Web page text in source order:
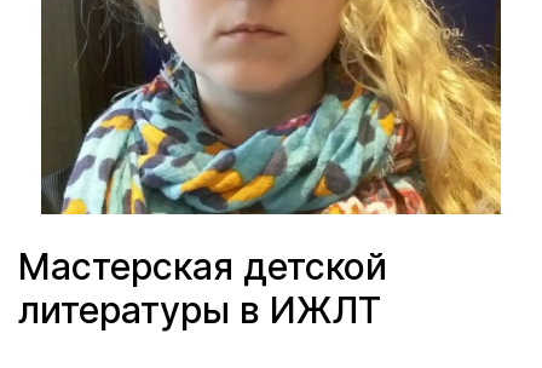
Мастерская детской
литературы в ИЖЛТ